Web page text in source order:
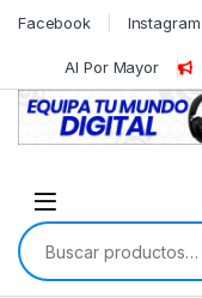
Skip to navigation
Skip to content
Facebook Instagram
Al Por Mayor
Buscar por: